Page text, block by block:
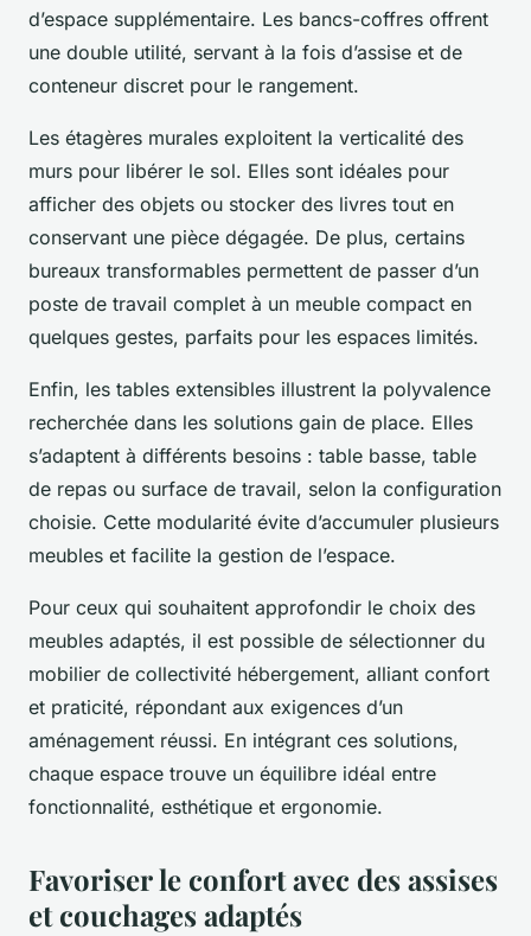
d’espace supplémentaire. Les bancs-coffres offrent
une double utilité, servant à la fois d’assise et de
conteneur discret pour le rangement.
Les étagères murales exploitent la verticalité des
murs pour libérer le sol. Elles sont idéales pour
afficher des objets ou stocker des livres tout en
conservant une pièce dégagée. De plus, certains
bureaux transformables permettent de passer d’un
poste de travail complet à un meuble compact en
quelques gestes, parfaits pour les espaces limités.
Enfin, les tables extensibles illustrent la polyvalence
recherchée dans les solutions gain de place. Elles
s’adaptent à différents besoins : table basse, table
de repas ou surface de travail, selon la configuration
choisie. Cette modularité évite d’accumuler plusieurs
meubles et facilite la gestion de l’espace.
Pour ceux qui souhaitent approfondir le choix des
meubles adaptés, il est possible de sélectionner du
mobilier de collectivité hébergement, alliant confort
et praticité, répondant aux exigences d’un
aménagement réussi. En intégrant ces solutions,
chaque espace trouve un équilibre idéal entre
fonctionnalité, esthétique et ergonomie.
Favoriser le confort avec des assises
et couchages adaptés